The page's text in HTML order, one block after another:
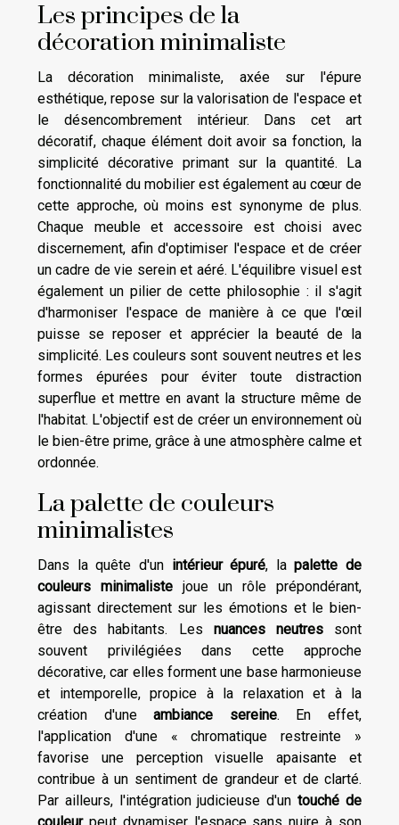
Les principes de la
décoration minimaliste
La décoration minimaliste, axée sur l'épure
esthétique, repose sur la valorisation de l'espace et
le désencombrement intérieur. Dans cet art
décoratif, chaque élément doit avoir sa fonction, la
simplicité décorative primant sur la quantité. La
fonctionnalité du mobilier est également au cœur de
cette approche, où moins est synonyme de plus.
Chaque meuble et accessoire est choisi avec
discernement, afin d'optimiser l'espace et de créer
un cadre de vie serein et aéré. L'équilibre visuel est
également un pilier de cette philosophie : il s'agit
d'harmoniser l'espace de manière à ce que l'œil
puisse se reposer et apprécier la beauté de la
simplicité. Les couleurs sont souvent neutres et les
formes épurées pour éviter toute distraction
superflue et mettre en avant la structure même de
l'habitat. L'objectif est de créer un environnement où
le bien-être prime, grâce à une atmosphère calme et
ordonnée.
La palette de couleurs
minimalistes
Dans la quête d'un intérieur épuré, lapalette de
couleurs minimaliste joue un rôle prépondérant,
agissant directement sur les émotions et le bien-
être des habitants. Les nuances neutressont
souvent privilégiées dans cette approche
décorative, car elles forment une base harmonieuse
et intemporelle, propice à la relaxation et à la
création d'uneambiance sereine. En effet,
l'application d'une « chromatique restreinte »
favorise une perception visuelle apaisante et
contribue à un sentiment de grandeur et de clarté.
Par ailleurs, l'intégration judicieuse d'untouché de